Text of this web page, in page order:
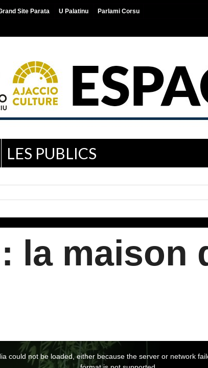
Site Parata U Palatinu Parlami Corsu
LES PUBLICS
la maison